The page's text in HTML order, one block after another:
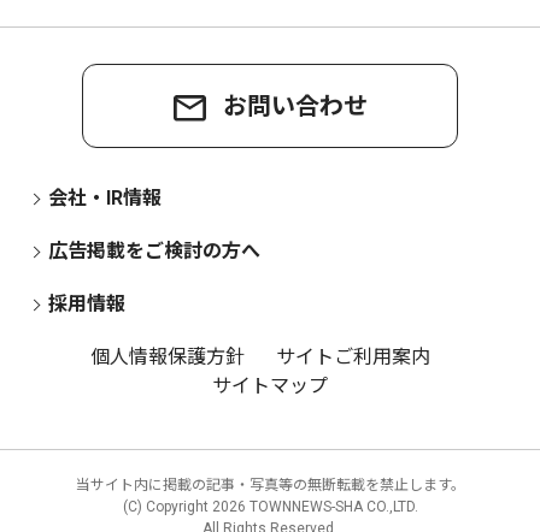
お問い合わせ
会社・IR情報
広告掲載をご検討の方へ
採用情報
個人情報保護方針
サイトご利用案内
サイトマップ
当サイト内に掲載の記事・写真等の無断転載を禁止します。
(C) Copyright 2026 TOWNNEWS-SHA CO.,LTD.
All Rights Reserved.